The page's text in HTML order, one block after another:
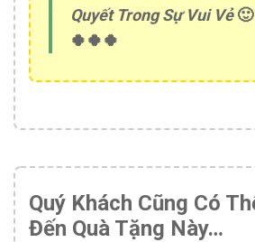
Quyết Trong Sự Vui Vẻ🙂
🍀🍀🍀
Quý Khách Cũng Có
Đến Quà Tặng Này…